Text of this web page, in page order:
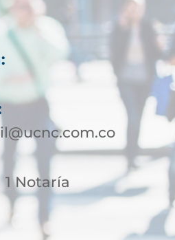
1 Notaría